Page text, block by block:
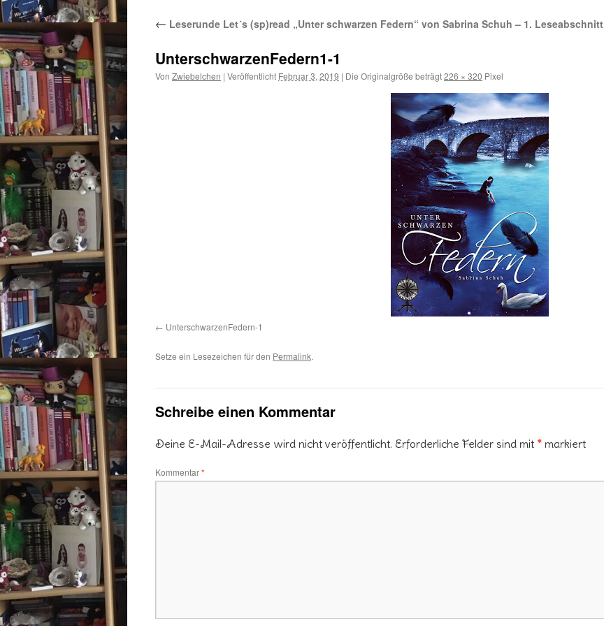
← Leserunde Let´s (sp)read „Unter schwarzen Federn“ von Sabrina Schuh – 1. Leseabschnitt
UnterschwarzenFedern1-1
Von Zwiebelchen | Veröffentlicht Februar 3, 2019 | Die Originalgröße beträgt226 × 320 Pixel
UnterschwarzenFedern-1
Setze ein Lesezeichen für den Permalink.
Schreibe einen Kommentar
Deine E-Mail-Adresse wird nicht veröffentlicht. Erforderliche Felder sind mit * markiert
Kommentar*